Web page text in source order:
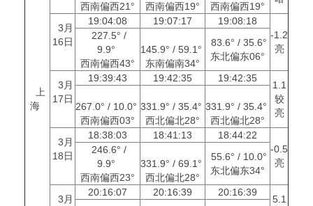
上
海
西南偏西21°
西南偏西19°
西南偏西19°
3月
16日
19:04:08 19:07:17
19:08:18
-1.2
亮
227.5° /
9.9°
西南偏西43°
145.9° / 59.1°
东南偏南34°
83.6° / 35.6°
东北偏东06°
3月
17日
19:39:43 19:42:35 19:42:35
1.1
较
亮
267.0° / 10.0°
西南偏西03°
331.9° / 35.4°
西北偏北28°
331.9° / 35.4°
西北偏北28°
3月
18日
18:38:03 18:41:13
18:44:22
-0.5
亮
246.6° /
9.9°
西南偏西23°
331.9° / 69.1°
西北偏北28°
55.6° / 10.0°
东北偏东34°
3月
20:16:07 20:16:39 20:16:39
5.1